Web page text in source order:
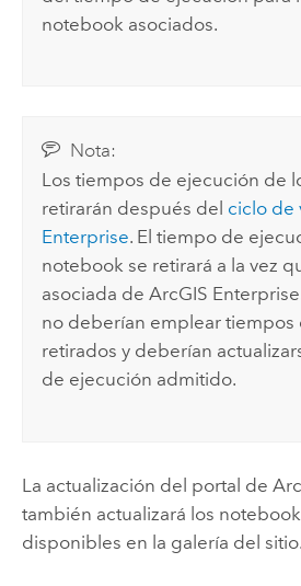
notebook asociados.
Nota:
Los tiempos de ejecución de
retirarán después del ciclo
Enterprise. El tiempo de
notebook se retirará a la vez
asociada deArcGIS Enterprise
no deberían emplear tiempos
retirados y deberían
de ejecución admitido.
La actualización del portal de
también actualizará los
disponibles en la galería del sitio.